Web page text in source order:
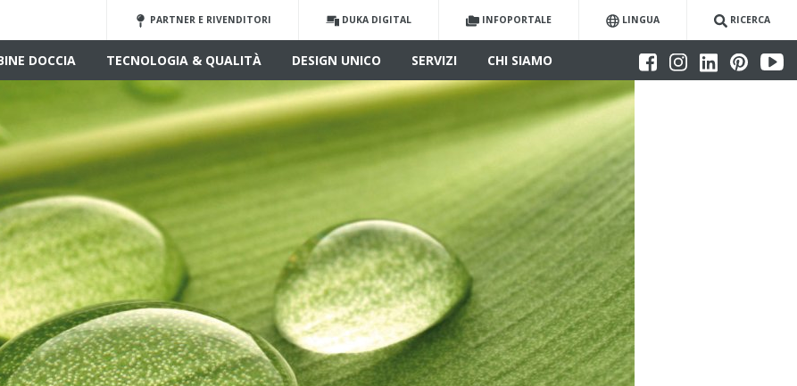
PARTNER E RIVENDITORI DUKA DIGITAL INFOPORTALE LINGUA RICERCA
DOCCIA TECNOLOGIA & QUALITÀ DESIGN UNICO SERVIZI CHI SIAMO